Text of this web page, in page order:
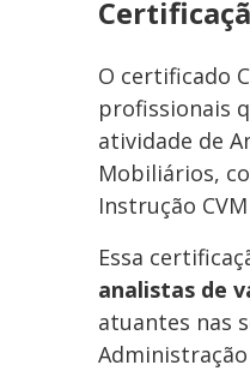
O certificado
profissionais
atividade de
Mobiliários,
Instrução
Essa
analistas de
atuantes nas
Administração